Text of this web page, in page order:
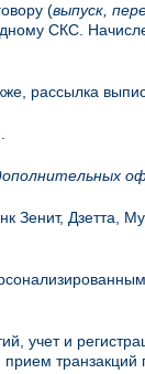
(выпуск,
СКС.
рассылка
Зенит, Дзетта,
учет и
прием транзакций